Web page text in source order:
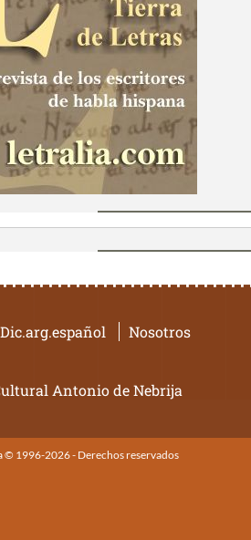
Dic.arg.español Nosotros
Antonio de Nebrija
© 1996-2026 - Derechos reservados